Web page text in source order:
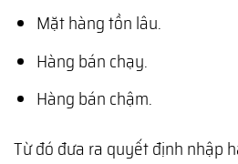
Mặt hàng tồn lâu.
Hàng bán chạy.
Hàng bán chậm.
Từ đó đưa ra quyết định nhập